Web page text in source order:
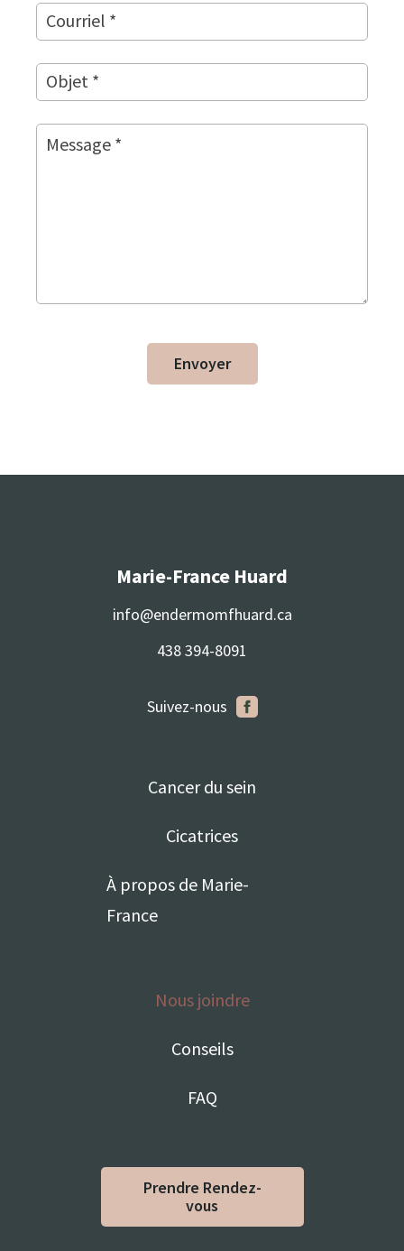
Envoyer
Marie-France Huard
info@endermomfhuard.ca
438 394-8091
Suivez-nous
Cancer du sein
Cicatrices
À propos de Marie-
France
Nous joindre
Conseils
FAQ
Prendre Rendez-
vous